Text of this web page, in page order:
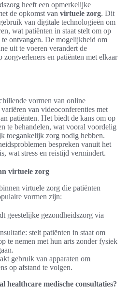
heeft een opmerkelijke
de opkomst van virtuele zorg. Dit
van digitale technologieën om
wat patiënten in staat stelt om op
ontvangen. De mogelijkheid om
uit te voeren verandert de
zorgverleners en patiënten met elkaar
vormen van online
van videoconferenties met
patiënten. Het biedt de kans om op
te behandelen, wat vooral voordelig
toegankelijk zorg nodig hebben.
bespreken vanuit het
wat stress en reistijd vermindert.
virtuele zorg
virtuele zorg die patiënten
vormen zijn:
geestelijke gezondheidszorg via
stelt patiënten in staat om
te nemen met hun arts zonder fysiek
gebruik van apparaten om
op afstand te volgen.
healthcare medische consultaties?